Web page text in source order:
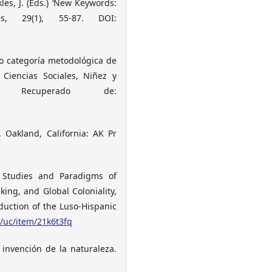
J. (Eds.) ‘New Keywords:
29(1), 55-87. DOI:
categoría metodológica de
Sociales, Niñez y
de:
Oakland, California: AK Pr
Studies and Paradigms of
and Global Coloniality,
of the Luso-Hispanic
item/21k6t3fq
invención de la naturaleza.